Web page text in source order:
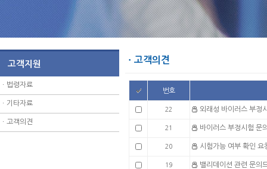
고객지원
ㆍ 법령자료
ㆍ 기타자료
ㆍ 고객의견
ㆍ고객의견
번호
22 외래성 바이러스 부정
21 바이러스 부정시험 문
20 시험가능 여부 확인 요
19 밸리데이션 관련 문의